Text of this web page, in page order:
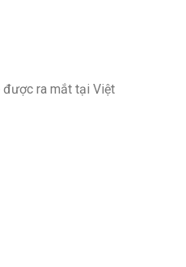
ra mắt tại Việt